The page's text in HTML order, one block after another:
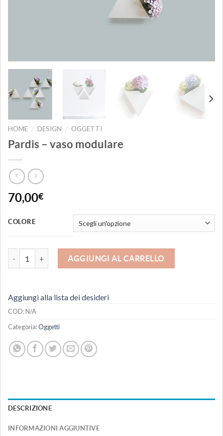
HOME / DESIGN / OGGETTI
Pardis – vaso modulare
70,00€
COLORE
AGGIUNGI AL CARRELLO
Aggiungi alla lista dei desideri
COD:N/A
Categoria:Oggetti
DESCRIZIONE
INFORMAZIONI AGGIUNTIVE